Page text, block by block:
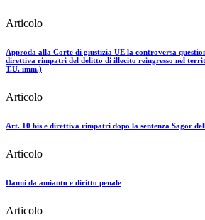
Articolo
Approda alla Corte di giustizia UE la controversa
direttiva rimpatri del delitto di illecito reingresso nel
T.U. imm.)
Articolo
Art. 10 bis e direttiva rimpatri dopo la sentenza Sagor
Articolo
Danni da amianto e diritto penale
Articolo